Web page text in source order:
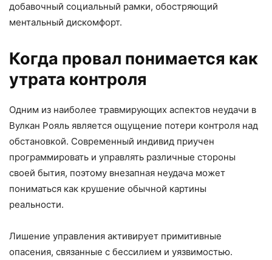
добавочный социальный рамки, обостряющий
ментальный дискомфорт.
Когда провал понимается как
утрата контроля
Одним из наиболее травмирующих аспектов неудачи в
Вулкан Рояль является ощущение потери контроля над
обстановкой. Современный индивид приучен
программировать и управлять различные стороны
своей бытия, поэтому внезапная неудача может
пониматься как крушение обычной картины
реальности.
Лишение управления активирует примитивные
опасения, связанные с бессилием и уязвимостью.